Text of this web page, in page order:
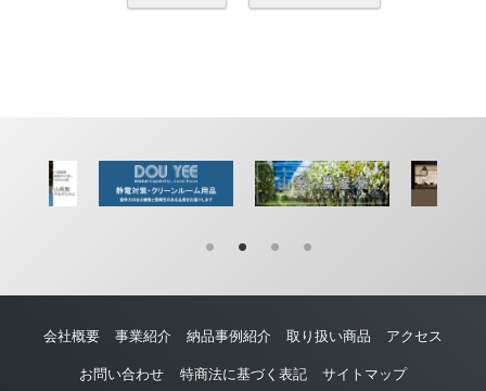
会社概要 事業紹介 納品事例紹介 取り扱い商品 アクセス
お問い合わせ 特商法に基づく表記 サイトマップ